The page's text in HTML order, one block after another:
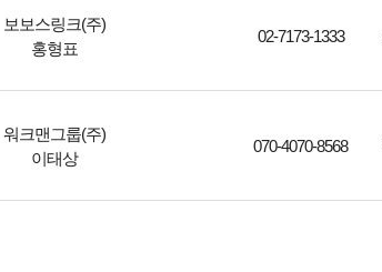
보보스링크(주)
홍형표
02-7173-1333
워크맨그룹(주)
이태상
070-4070-8568